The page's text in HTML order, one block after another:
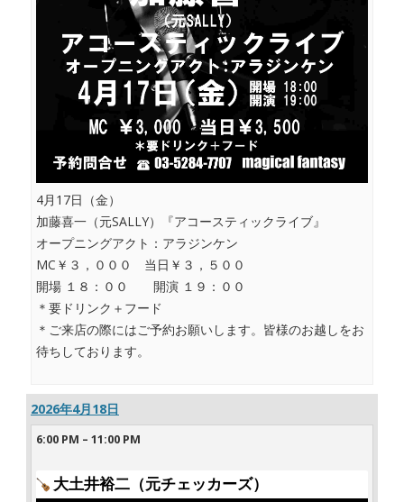
4月17日（金）
加藤喜一（元SALLY）『アコースティックライブ』
オープニングアクト：アラジンケン
MC￥３，０００ 当日￥３，５００
開場 １８：００ 開演 １９：００
＊要ドリンク＋フード
＊ご来店の際にはご予約お願いします。皆様のお越しをお
待ちしております。
2026年4月18日
6:00 PM – 11:00 PM
大土井裕二（元チェッカーズ）